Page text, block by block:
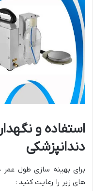
استفاده و
دندانپزشکی
برای بهینه سازی طول
های زیر را رعایت کنید :